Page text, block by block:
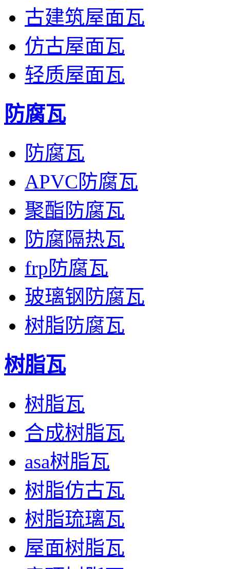
古建筑屋面瓦
仿古屋面瓦
轻质屋面瓦
防腐瓦
防腐瓦
APVC防腐瓦
聚酯防腐瓦
防腐隔热瓦
frp防腐瓦
玻璃钢防腐瓦
树脂防腐瓦
树脂瓦
树脂瓦
合成树脂瓦
asa树脂瓦
树脂仿古瓦
树脂琉璃瓦
屋面树脂瓦